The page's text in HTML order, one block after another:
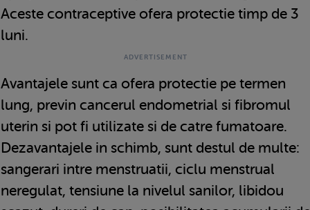
Aceste contraceptive ofera protectie timp de 3
luni.
Avantajele sunt ca ofera protectie pe termen
lung, previn cancerul endometrial si fibromul
uterin si pot fi utilizate si de catre fumatoare.
Dezavantajele in schimb, sunt destul de multe:
sangerari intre menstruatii, ciclu menstrual
neregulat, tensiune la nivelul sanilor, libidou